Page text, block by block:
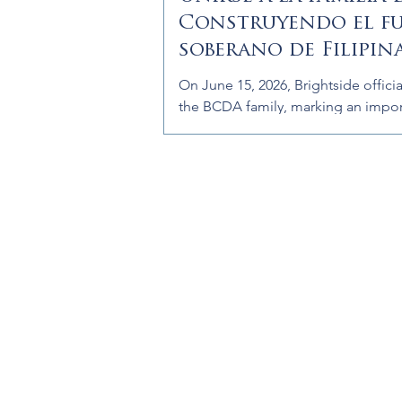
Construyendo el
soberano de
Morong.
On June 15, 2026, Brightside
the BCDA family, marking an